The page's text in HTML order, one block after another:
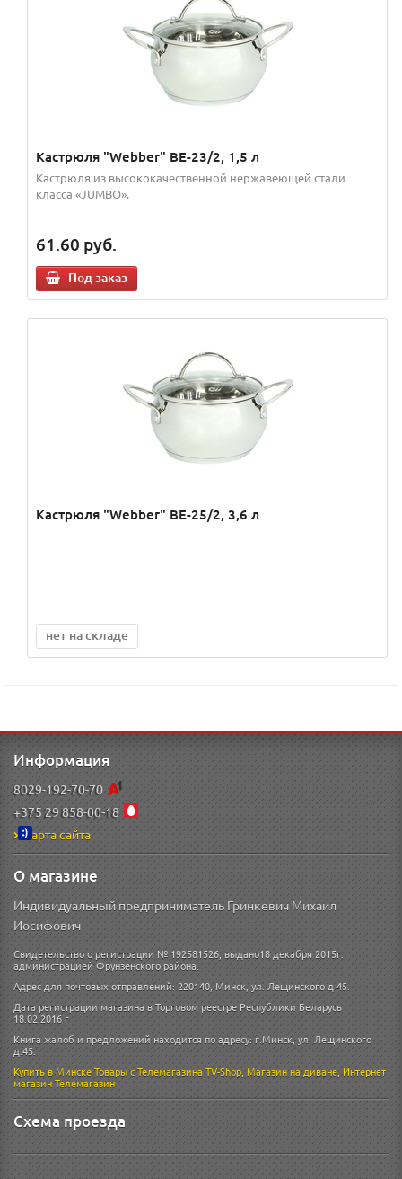
Кастрюля "Webber" BE-23/2, 1,5 л
Кастрюля из высококачественной нержавеющей стали
класса «JUMBO».
61.60 руб.
Под заказ
Кастрюля "Webber" BE-25/2, 3,6 л
нет на складе
Информация
8029-192-70-70
+375 29 858-00-18
Карта сайта
О магазине
Индивидуальный предприниматель Гринкевич Михаил
Иосифович
Свидетельство о регистрации № 192581526, выдано18 декабря 2015г.
администрацией Фрунзенского района.
Адрес для почтовых отправлений: 220140, Минск, ул. Лещинского д 45.
Дата регистрации магазина в Торговом реестре Республики Беларусь
18.02.2016 г
Книга жалоб и предложений находится по адресу: г.Минск, ул. Лещинского
д.45.
Купить в МинскеТовары с Телемагазина TV-Shop,Магазин на диване,Интернет
магазинТелемагазин
Схема проезда